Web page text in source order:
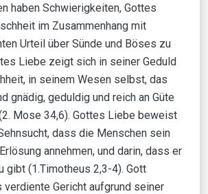
haben Schwierigkeiten, Gottes
im Zusammenhang mit
Urteil über Sünde und Böses zu
Liebe zeigt sich in seiner Geduld
in seinem Wesen selbst, das
gnädig, geduldig und reich an Güte
Mose 34,6). Gottes Liebe beweist
dass die Menschen sein
annehmen, und darin, dass er
gibt (1.Timotheus 2,3-4). Gott
Gericht aufgrund seiner